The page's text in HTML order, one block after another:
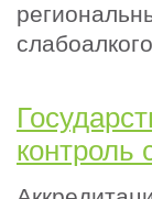
контроль